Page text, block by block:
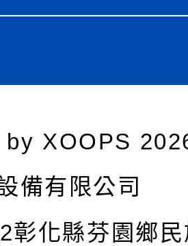
by XOOPS
備有限公司
彰化縣芬園鄉